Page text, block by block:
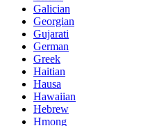
Galician
Georgian
Gujarati
German
Greek
Haitian
Hausa
Hawaiian
Hebrew
Hmong